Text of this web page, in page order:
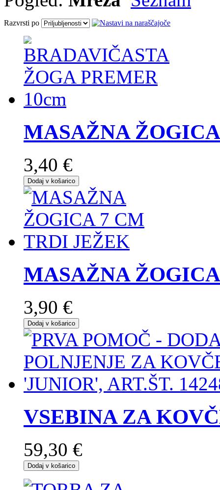
Razvrsti po
MASAŽNA
3,40 €
Dodaj v košarico
MASAŽNA
3,90 €
Dodaj v košarico
VSEBINA ZA
59,30 €
Dodaj v košarico